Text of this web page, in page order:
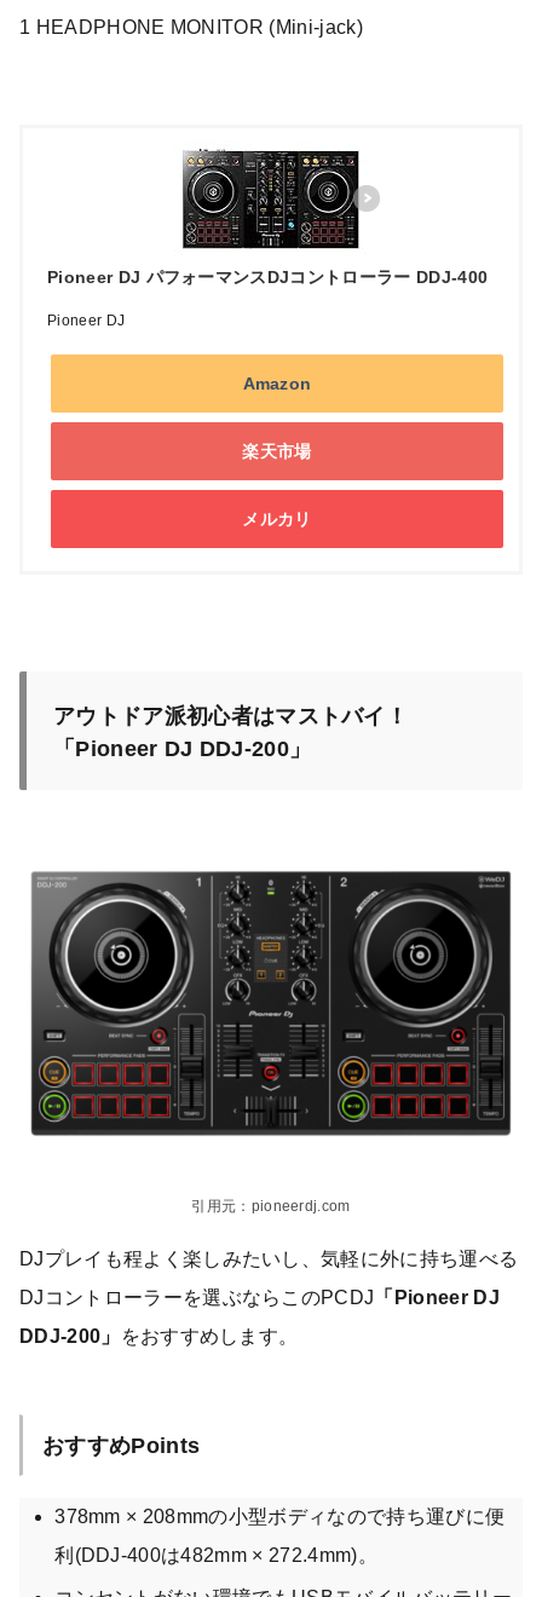
1 HEADPHONE MONITOR (Mini-jack)
Pioneer DJ パフォーマンスDJコントローラー DDJ-400
Pioneer DJ
Amazon
楽天市場
メルカリ
アウトドア派初心者はマストバイ！
「Pioneer DJ DDJ-200」
引用元：pioneerdj.com
DJプレイも程よく楽しみたいし、気軽に外に持ち運べる
DJコントローラーを選ぶならこのPCDJ 「Pioneer DJ
DDJ-200」
をおすすめします。
おすすめPoints
378mm × 208mmの小型ボディなので持ち運びに便
利(DDJ-400は482mm × 272.4mm)。